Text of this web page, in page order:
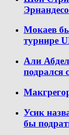
Мокаев
турнире
Али
подрался
Усик
бы